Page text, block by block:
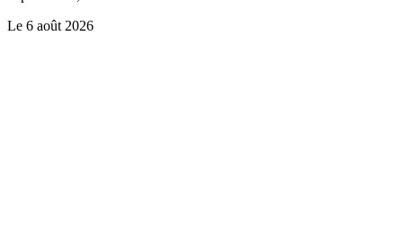
Le 6 août 2026